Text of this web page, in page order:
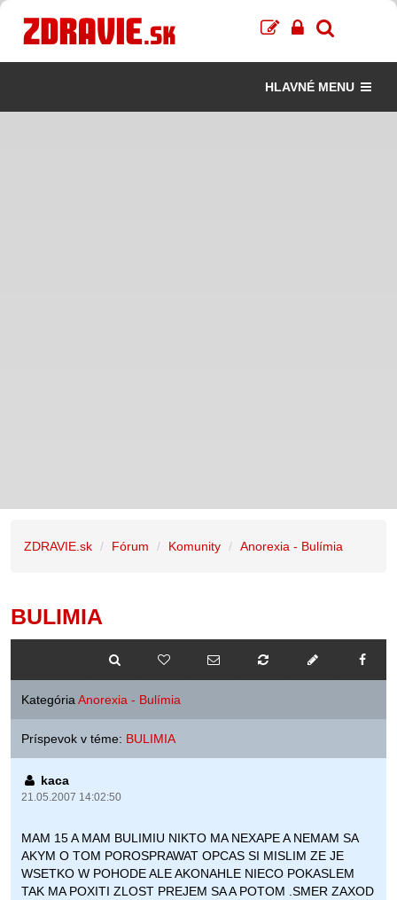
HLAVNÉ MENU
ZDRAVIE.sk Fórum Komunity Anorexia - Bulímia
BULIMIA
Kategória Anorexia - Bulímia
Príspevok v téme: BULIMIA
kaca
21.05.2007 14:02:50
MAM 15 A MAM BULIMIU NIKTO MA NEXAPE A NEMAM SA
AKYM O TOM POROSPRAWAT OPCAS SI MISLIM ZE JE
WSETKO W POHODE ALE AKONAHLE NIECO POKASLEM
TAK MA POXITI ZLOST PREJEM SA A POTOM .SMER ZAXOD